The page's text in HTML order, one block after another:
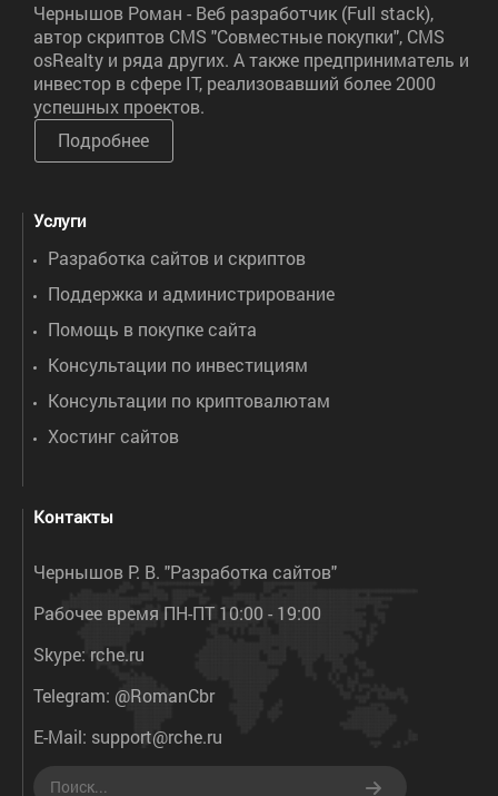
Чернышов Роман - Веб разработчик (Full stack),
автор скриптов CMS "Совместные покупки", CMS
osRealty и ряда других. А также предприниматель и
инвестор в сфере IT, реализовавший более 2000
успешных проектов.
Подробнее
Услуги
Разработка сайтов и скриптов
Поддержка и администрирование
Помощь в покупке сайта
Консультации по инвестициям
Консультации по криптовалютам
Хостинг сайтов
Контакты
Чернышов Р. В. "Разработка сайтов"
Рабочее время ПН-ПТ 10:00 - 19:00
Skype: rche.ru
Telegram: @RomanCbr
E-Mail: support@rche.ru